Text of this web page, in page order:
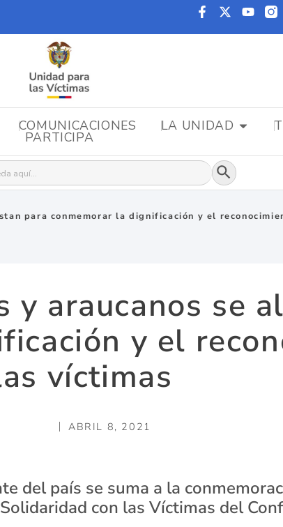
COMUNICACIONES LA UNIDAD
PARTICIPA
Botón de
para conmemorar la dignificación y el
y araucanos se
y el
víctimas
ABRIL 8, 2021
del país se suma a la
con las Víctimas del